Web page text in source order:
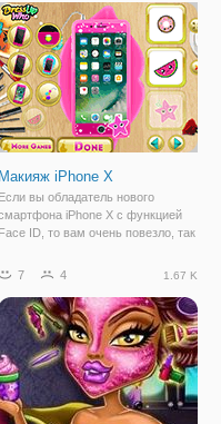
снежной королевы, которая
Макияж iPhone X
Если вы обладатель нового
iPhone X с функцией
Face ID, то вам очень повезло, так
iPhone X. Использовать её очень
свой телефон с
помощью своего
7 4 1.67 K